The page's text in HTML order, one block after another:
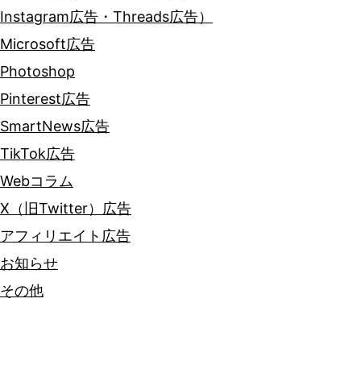
Instagram広告・Threads広告）
Microsoft広告
Photoshop
Pinterest広告
SmartNews広告
TikTok広告
Webコラム
X（旧Twitter）広告
アフィリエイト広告
お知らせ
その他